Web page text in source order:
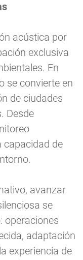
acústica por
exclusiva
En
se convierte en
de ciudades
Desde
capacidad de
avanzar
se
operaciones
adaptación
experiencia de